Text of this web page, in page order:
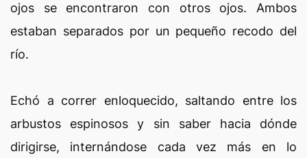
ojos se encontraron con otros ojos. Ambos
estaban separados por un pequeño recodo del
río.
Echó a correr enloquecido, saltando entre los
arbustos espinosos y sin saber hacia dónde
dirigirse, internándose cada vez más en lo